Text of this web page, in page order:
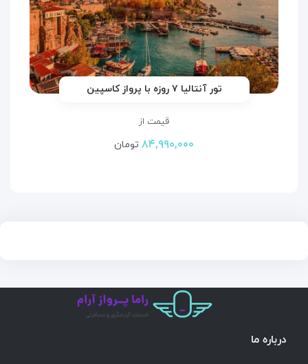
تور آنتالیا ۷ روزه با پرواز کاسپین
قیمت از
۸۴,۹۹۰,۰۰۰ تومان
درباره ما